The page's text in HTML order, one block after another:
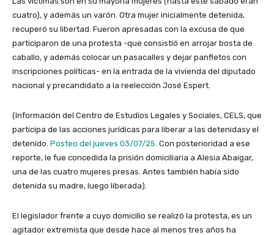
cuatro), y además un varón. Otra mujer inicialmente detenida,
recuperó su libertad. Fueron apresadas con la excusa de que
participaron de una protesta -que consistió en arrojar bosta de
caballo, y además colocar un pasacalles y dejar panfletos con
inscripciones políticas- en la entrada de la vivienda del diputado
nacional y precandidato a la reelección José Espert.
(Información del Centro de Estudios Legales y Sociales, CELS, que
participa de las acciones jurídicas para liberar a las detenidasy el
detenido. Posteo del jueves 03/07/25. Con posterioridad a ese
reporte, le fue concedida la prisión domiciliaria a Alesia Abaigar,
una de las cuatro mujeres presas. Antes también había sido
detenida su madre, luego liberada).
El legislador frente a cuyo domicilio se realizó la protesta, es un
agitador extremista que desde hace al menos tres años ha